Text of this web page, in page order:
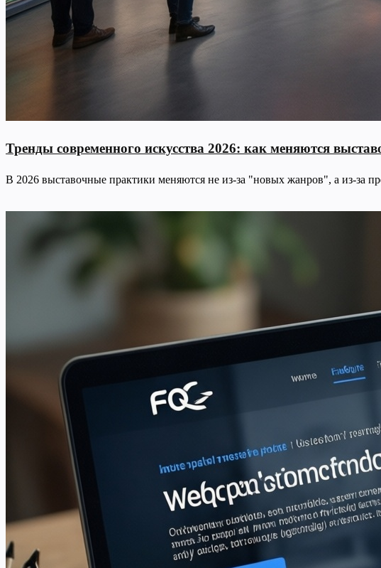
Тренды современного искусства 2026: как меняются
В 2026 выставочные практики меняются не из-за "новых жанров", а из-за